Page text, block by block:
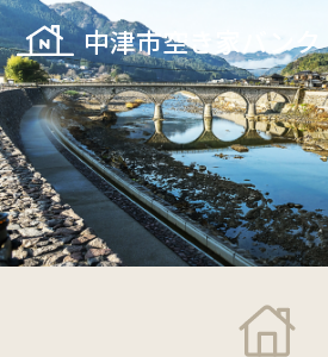
中津市空き家バンク